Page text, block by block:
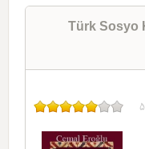
Türk Sosyo
5